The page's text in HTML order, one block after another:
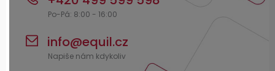
info@equil.cz